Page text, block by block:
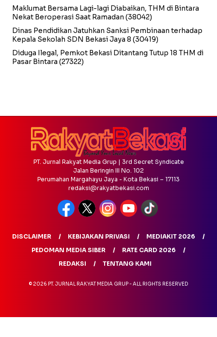
Maklumat Bersama Lagi-lagi Diabaikan, THM di Bintara
Nekat Beroperasi Saat Ramadan (38042)
Dinas Pendidikan Jatuhkan Sanksi Pembinaan terhadap
Kepala Sekolah SDN Bekasi Jaya 8 (30419)
Diduga Ilegal, Pemkot Bekasi Ditantang Tutup 18 THM di
Pasar Bintara (27322)
PT. Jurnal Rakyat Media Grup | 3rd Secret Syndicate
Jalan Beringin III No. 102
Perumahan Margahayu Jaya - Kota Bekasi – 17113
redaksi@rakyatbekasi.com
DISCLAIMER KEBIJAKAN PRIVASI
MEDIAKIT 2026
PEDOMAN MEDIA SIBER
RATE CARD 2026
REDAKSI
TENTANG KAMI
© 2026 PT. JURNAL RAKYAT MEDIA GRUP - ALL RIGHTS RESERVED